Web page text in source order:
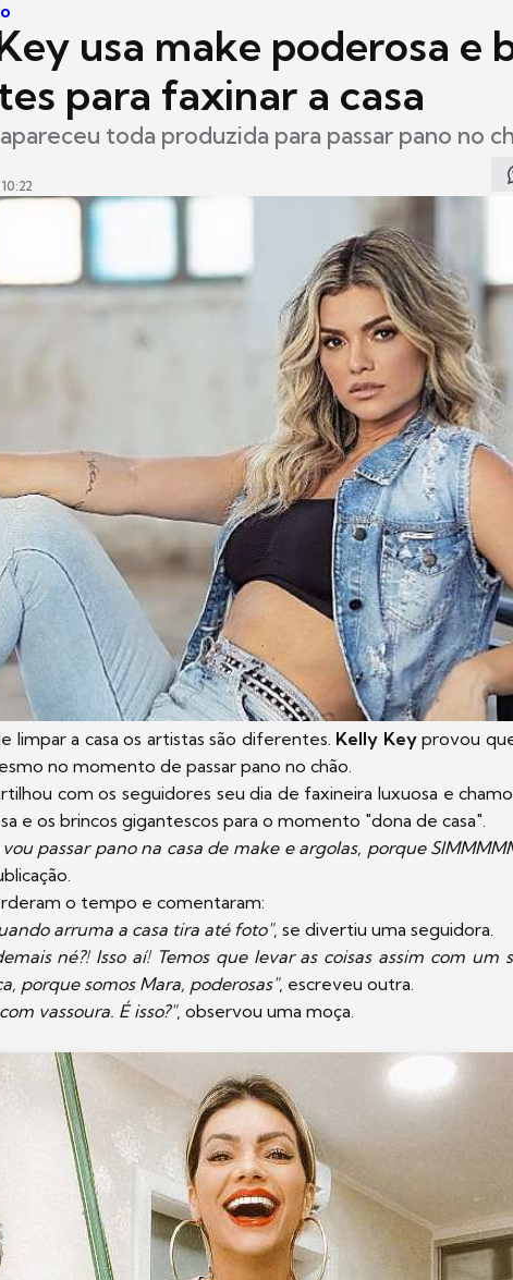
usa make poderosa e
para faxinar a casa
toda produzida para passar pano no
limpar a casa os artistas são diferentes. Kelly Keyprovou
no momento de passar pano no chão.
com os seguidores seu dia de faxineira luxuosa e
e os brincos gigantescos para o momento "dona de casa".
passar pano na casa de make e argolas, porque
o tempo e comentaram:
arruma a casa tira até foto", se divertiu uma seguidora.
né?! Isso aí! Temos que levar as coisas assim com um
porque somos Mara, poderosas", escreveu outra.
vassoura. É isso?", observou uma moça.